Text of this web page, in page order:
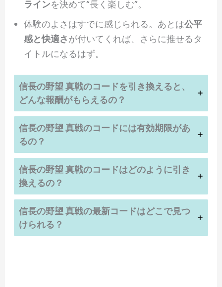
ラインを決めて“長く楽しむ”。
体験のよさはすでに感じられる。あとは公平
感と快適さが付いてくれば、さらに推せるタ
イトルになるはず。
信長の野望 真戦のコードを引き換えると、
どんな報酬がもらえるの？
信長の野望 真戦のコードには有効期限があ
るの？
信長の野望 真戦のコードはどのように引き
換えるの？
信長の野望 真戦の最新コードはどこで見つ
けられる？